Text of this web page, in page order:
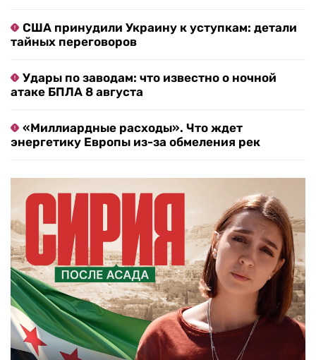
США принудили Украину к уступкам: детали
тайных переговоров
Удары по заводам: что известно о ночной
атаке БПЛА 8 августа
«Миллиардные расходы». Что ждет
энергетику Европы из-за обмеления рек